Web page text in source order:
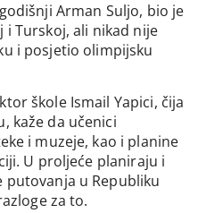
Arman Suljo, bio je
i Turskoj, ali nikad nije
i posjetio olimpijsku
škole Ismail Yapici, čija
kaže da učenici
i muzeje, kao i planine
U proljeće planiraju i
putovanja u Republiku
za to.